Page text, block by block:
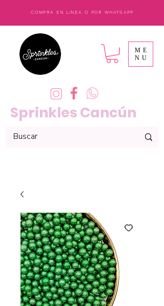
COMPRA EN LINEA O POR WHATSAPP
Sprinkles Cancún
ME
NU